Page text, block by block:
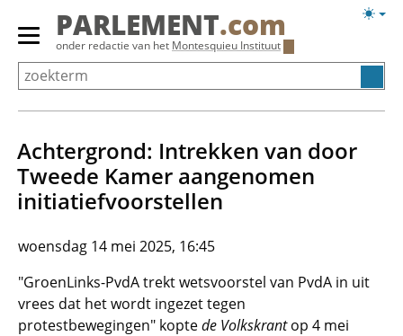
Overslaan
Primair
menu
tonen/verbergen
PARLEMENT.com
onder redactie van het Montesquieu Instituut
Achtergrond: Intrekken van door
Tweede Kamer aangenomen
initiatiefvoorstellen
woensdag 14 mei 2025, 16:45
"GroenLinks-PvdA trekt wetsvoorstel van PvdA in uit
vrees dat het wordt ingezet tegen
protestbewegingen" koptede Volkskrantop 4 mei